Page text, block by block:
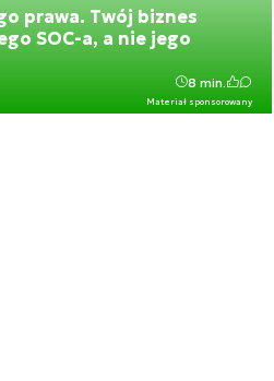
prawa. Twój biznes
SOC-a, a nie jego
Materiał sponsorowany
8 min.